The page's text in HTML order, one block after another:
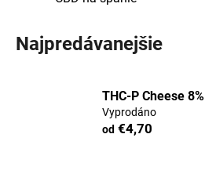
Najpredávanejšie
THC-P Cheese 8%
Vyprodáno
od €4,70